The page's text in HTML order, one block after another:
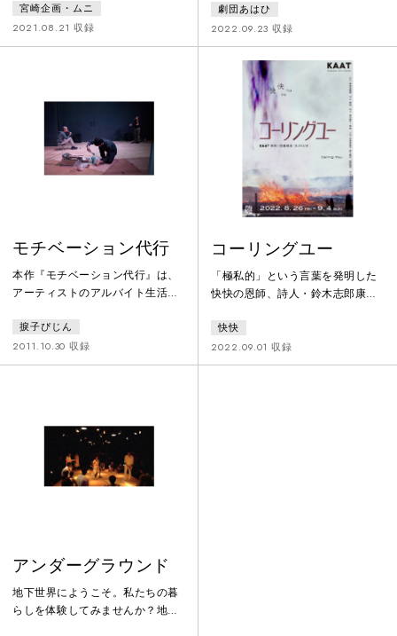
は須磨に住む高校の同級生、藤く
んに会いに行くことになる。旅の
途中、ヒッチハイクをしていた松
ズ・ミー！』(2022年、こまばア
ゴラ劇場)で上演された作品です。
宮崎企画・ムニ
2021.08.21 収録
て甦らせた。コロナ禍によって失
われたかに見える世界と、日食の
瞬間にだけ地球からも見ることが
出来る太陽コロナを重ねて描き、
夢と現実の狭間の浜辺で、ありえ
たかもしれない過去/ありえるかも
しれない未来として漂う自らの幽
霊と邂逅する少女の姿が描かれ
劇団あはひ
2022.09.23 収録
モチベーション代行
本作『モチベーション代行』は、
アーティストのアルバイト生活を
ー。昨年、京都国際舞台芸術祭
2010フリンジ企画にて上演した作
品を、キャストを新たに再構成す
生きている世界について考える。
捩子ぴじん
2011.10.30 収録
コーリングユー
「極私的」という言葉を発明した
快快の恩師、詩人・鈴木志郎康を
ットな関係で共同制作を続けてい
るのも、瑣末な事にこだわるの
も、彼の影響かもしれません。彼
快快
2022.09.01 収録
アンダーグラウンド
地下世界にようこそ。私たちの暮
らしを体験してみませんか？地上